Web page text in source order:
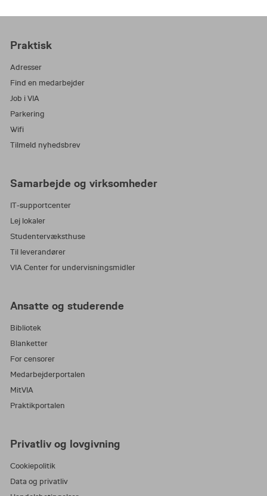
Praktisk
Adresser
Find en medarbejder
Job i VIA
Parkering
Wifi
Tilmeld nyhedsbrev
Samarbejde og virksomheder
IT-supportcenter
Lej lokaler
Studentervæksthuse
Til leverandører
VIA Center for undervisningsmidler
Ansatte og studerende
Bibliotek
Blanketter
For censorer
Medarbejderportalen
MitVIA
Praktikportalen
Privatliv og lovgivning
Cookiepolitik
Data og privatliv